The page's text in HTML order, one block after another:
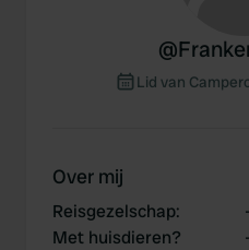
@
Lid van
Over mij
Reisgezelschap:
-
Met huisdieren?
-